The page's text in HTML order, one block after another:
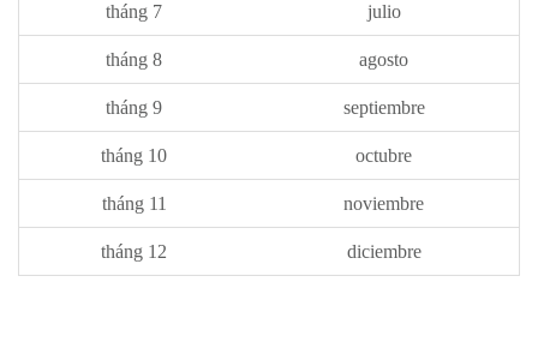
tháng 7 julio
tháng 8 agosto
tháng 9 septiembre
tháng 10 octubre
tháng 11 noviembre
tháng 12 diciembre